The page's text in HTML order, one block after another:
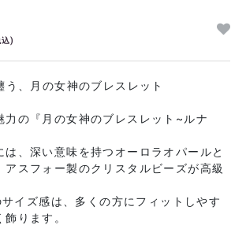
)
、月の女神のブレスレット
力の『月の女神のブレスレット~ルナ
は、深い意味を持つオーロラオパールと
アスフォー製のクリスタルビーズが高級
イズ感は、多くの方にフィットしやす
ります。